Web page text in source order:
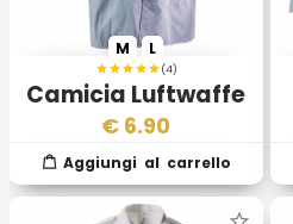
(4)
Camicia Luftwaffe
BW Originale
M L
€ 6.90